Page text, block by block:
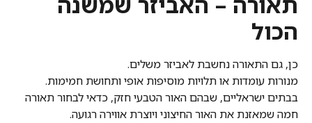
הכול
כן, גם התאורה נחשבת לאביזר משלים.
מנורות עומדות או תלויות מוסיפות אופי ותחושת חמימות.
בבתים ישראליים, שבהם האור הטבעי חזק, כדאי לבחור תאורה
חמה שמאזנת את האור החיצוני ויוצרת אווירה רגועה.